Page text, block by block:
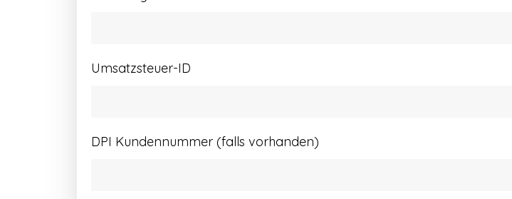
Umsatzsteuer-ID
DPI Kundennummer (falls vorhanden)